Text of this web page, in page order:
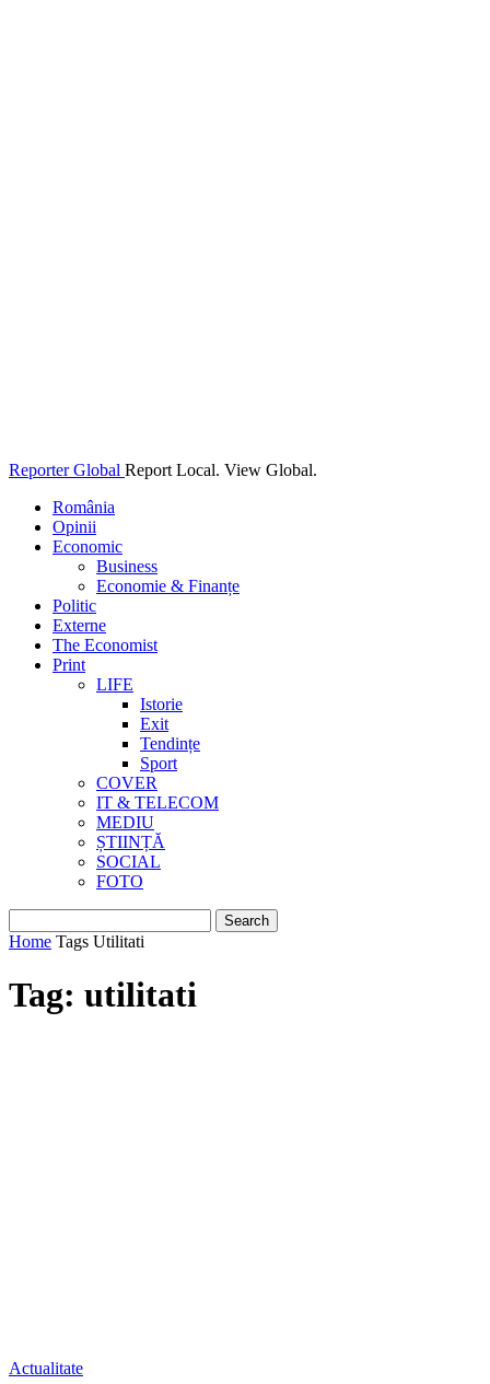
Reporter Global Report Local. View Global.
România
Opinii
Economic
Business
Economie & Finanțe
Politic
Externe
The Economist
Print
LIFE
Istorie
Exit
Tendințe
Sport
COVER
IT & TELECOM
MEDIU
ȘTIINȚĂ
SOCIAL
FOTO
Home Tags Utilitati
Tag: utilitati
Actualitate